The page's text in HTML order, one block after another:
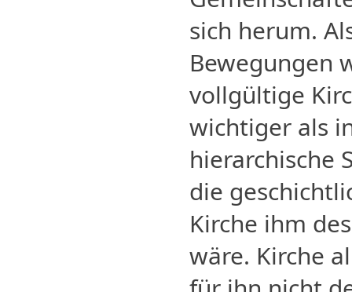
sich herum.
Bewegungen
vollgültige
wichtiger als
hierarchische
die
Kirche ihm
wäre. Kirche